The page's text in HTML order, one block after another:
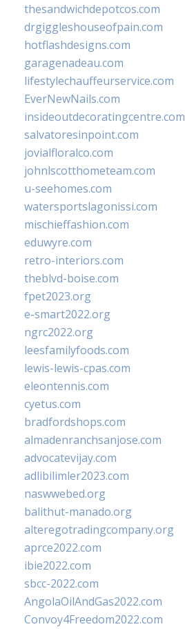
thesandwichdepotcos.com
drgiggleshouseofpain.com
hotflashdesigns.com
garagenadeau.com
lifestylechauffeurservice.com
EverNewNails.com
insideoutdecoratingcentre.com
salvatoresinpoint.com
jovialfloralco.com
johnlscotthometeam.com
u-seehomes.com
watersportslagonissi.com
mischieffashion.com
eduwyre.com
retro-interiors.com
theblvd-boise.com
fpet2023.org
e-smart2022.org
ngrc2022.org
leesfamilyfoods.com
lewis-lewis-cpas.com
eleontennis.com
cyetus.com
bradfordshops.com
almadenranchsanjose.com
advocatevijay.com
adlibilimler2023.com
naswwebed.org
balithut-manado.org
alteregotradingcompany.org
aprce2022.com
ibie2022.com
sbcc-2022.com
AngolaOilAndGas2022.com
Convoy4Freedom2022.com